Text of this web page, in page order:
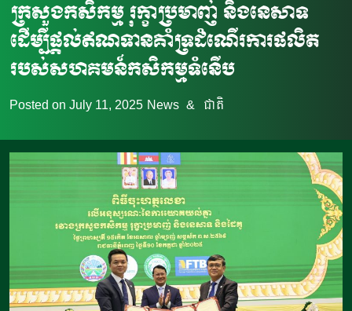
ក្រសួងកសិកម្ម រុក្ខាប្រមាញ់ និងនេសាទ
ដើម្បីផ្តល់ឥណទានគាំទ្រដំណើរការផលិត
របស់សហគមន៍កសិកម្មទំនើប
Posted on July 11, 2025 News & ជាតិ